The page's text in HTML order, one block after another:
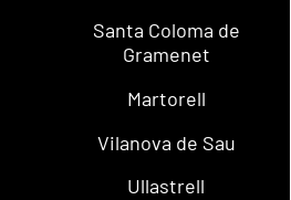
Santa Coloma de
Gramenet
Martorell
Vilanova de Sau
Ullastrell